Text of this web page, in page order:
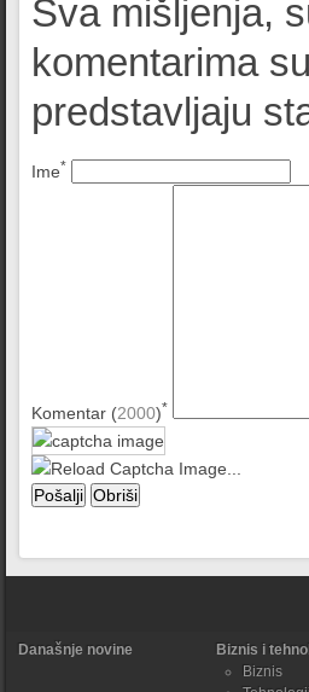
Sva mišljenja,
komentarima
predstavljaju
Ime*
Komentar (2000)*
Današnje novine
Biznis i
Biznis